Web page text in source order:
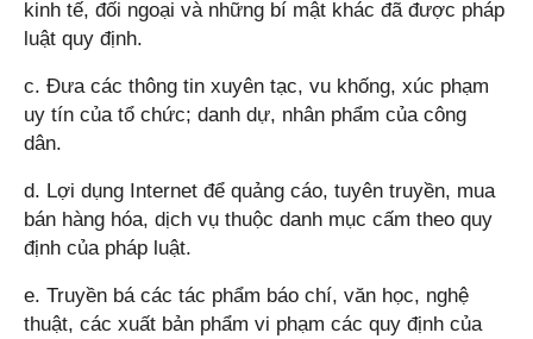
kinh tế, đối ngoại và những bí mật khác đã được pháp
luật quy định.
c. Đưa các thông tin xuyên tạc, vu khống, xúc phạm
uy tín của tổ chức; danh dự, nhân phẩm của công
dân.
d. Lợi dụng Internet để quảng cáo, tuyên truyền, mua
bán hàng hóa, dịch vụ thuộc danh mục cấm theo quy
định của pháp luật.
e. Truyền bá các tác phẩm báo chí, văn học, nghệ
thuật, các xuất bản phẩm vi phạm các quy định của